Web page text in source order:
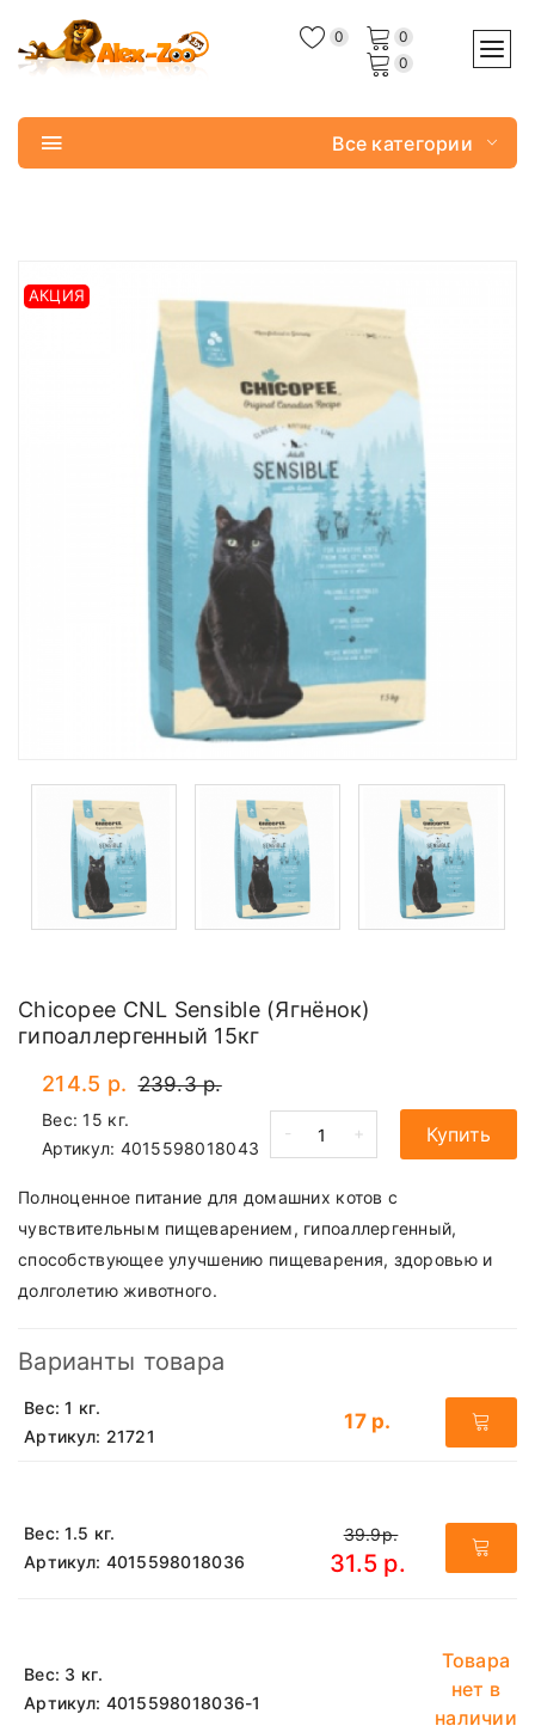
0
0
0
Все категории
АКЦИЯ
Chicopee CNL Sensible (Ягнёнок)
гипоаллергенный 15кг
214.5 р. 239.3 р.
Вес: 15 кг.
Артикул: 4015598018043
- + Купить
Полноценное питание для домашних котов с
чувствительным пищеварением, гипоаллергенный,
способствующее улучшению пищеварения, здоровью и
долголетию животного.
Варианты товара
Вес: 1 кг.
Артикул: 21721
17 р.
Вес: 1.5 кг.
Артикул: 4015598018036
39.9р.
31.5 р.
Вес: 3 кг.
Артикул: 4015598018036-1
Товара
нет в
наличии